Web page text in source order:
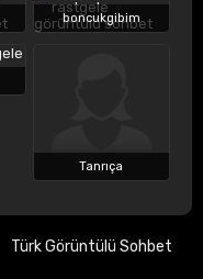
boncukgibim
Tanrıça
Türk Görüntülü Sohbet